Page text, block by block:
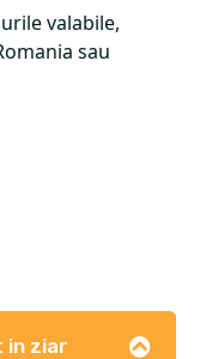
valabile,
sau
in ziar